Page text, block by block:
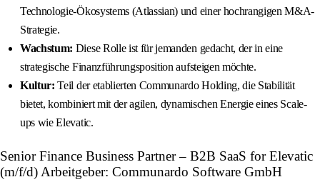
Technologie-Ökosystems (Atlassian) und einer hochrangigen M&A-
Strategie.
Wachstum: Diese Rolle ist für jemanden gedacht, der in eine
strategische Finanzführungsposition aufsteigen möchte.
Kultur: Teil der etablierten Communardo Holding, die Stabilität
bietet, kombiniert mit der agilen, dynamischen Energie eines Scale-
ups wie Elevatic.
Senior Finance Business Partner – B2B SaaS for Elevatic
(m/f/d) Arbeitgeber: Communardo Software GmbH